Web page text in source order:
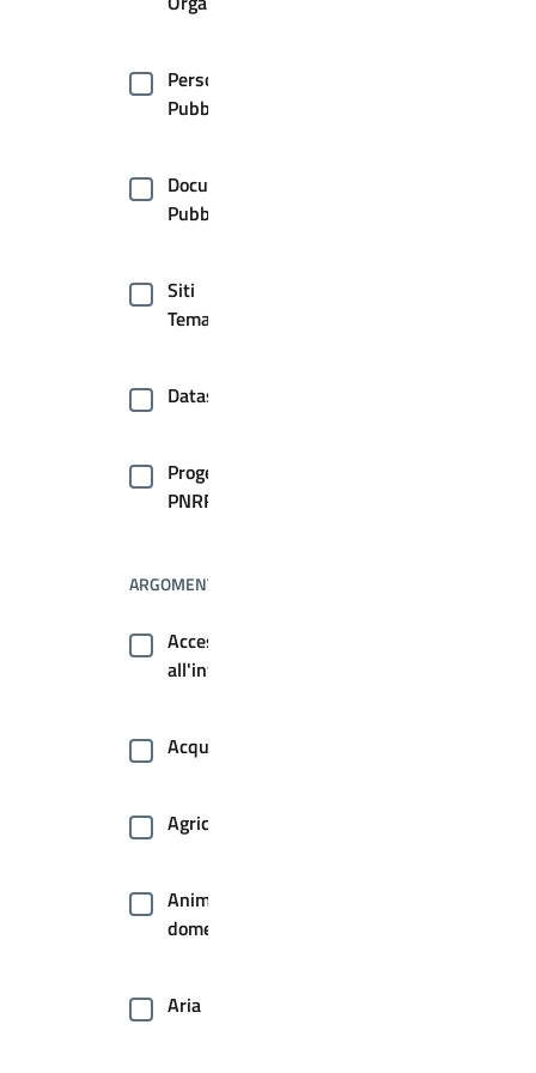
Persone
Pubbliche
Documenti
Pubblici
Siti
Tematici
Dataset
Progetti
PNRR
ARGOMENTI
Accesso
all'informazione
Acqua
Agricoltura
Animale
domestico
Aria